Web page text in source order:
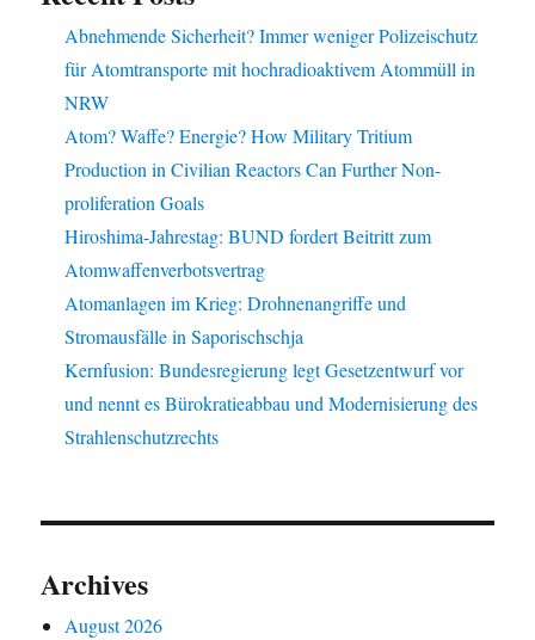
Abnehmende Sicherheit? Immer weniger Polizeischutz
für Atomtransporte mit hochradioaktivem Atommüll in
NRW
Atom? Waffe? Energie? How Military Tritium
Production in Civilian Reactors Can Further Non-
proliferation Goals
Hiroshima-Jahrestag: BUND fordert Beitritt zum
Atomwaffenverbotsvertrag
Atomanlagen im Krieg: Drohnenangriffe und
Stromausfälle in Saporischschja
Kernfusion: Bundesregierung legt Gesetzentwurf vor
und nennt es Bürokratieabbau und Modernisierung des
Strahlenschutzrechts
Archives
August 2026